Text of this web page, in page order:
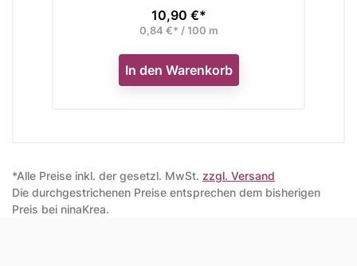
Preis
10,90 €*
0,84 €* / 100 m
In den Warenkorb
*Alle Preise inkl. der gesetzl. MwSt. zzgl. Versand
Die durchgestrichenen Preise entsprechen dem bisherigen
Preis bei ninaKrea.